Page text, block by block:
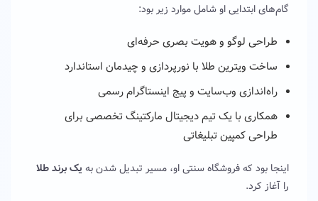
گام‌های ابتدایی او شامل موارد زیر بود:
طراحی لوگو و هویت بصری حرفه‌ای
ساخت ویترین طلا با نورپردازی و چیدمان استاندارد
راه‌اندازی وب‌سایت و پیج اینستاگرام رسمی
همکاری با یک تیم دیجیتال مارکتینگ تخصصی برای
طراحی کمپین تبلیغاتی
اینجا بود که فروشگاه سنتی او، مسیر تبدیل شدن به یک برند طلا
را آغاز کرد.